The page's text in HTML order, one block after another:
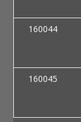
160044
160045